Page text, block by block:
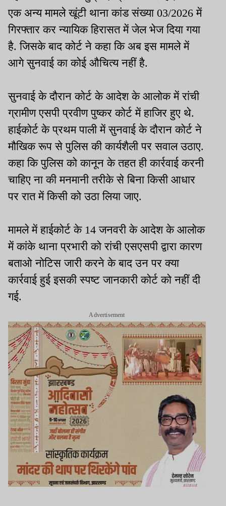
एक अन्य मामले खूंटी थाना कांड संख्या 03/2026 में
गिरफ्तार कर न्यायिक हिरासत में जेल भेज दिया गया
है. जिसके बाद कोर्ट ने कहा कि अब इस मामले में
आगे सुनवाई का कोई औचित्य नहीं है.
सुनवाई के दौरान कोर्ट के आदेश के आलोक में रांची
ग्रामीण एसपी प्रवीण पुष्कर कोर्ट में हाजिर हुए थे.
हाईकोर्ट के प्रथम पाली में सुनवाई के दौरान कोर्ट ने
मौखिक रूप से पुलिस की कार्यशैली पर सवाल उठाए.
कहा कि पुलिस को कानून के तहत ही कार्रवाई करनी
चाहिए ना की मनमानी तरीके से बिना किसी आधार
पर रात में किसी को उठा लिया जाए.
मामले में हाईकोर्ट के 14 जनवरी के आदेश के आलोक
में कांके थाना प्रभारी को रांची एसएसपी द्वारा कारण
बताओ नोटिस जारी करने के बाद उन पर क्या
कार्रवाई हुई इसकी स्पष्ट जानकारी कोर्ट को नहीं दी
गई.
Advertisement